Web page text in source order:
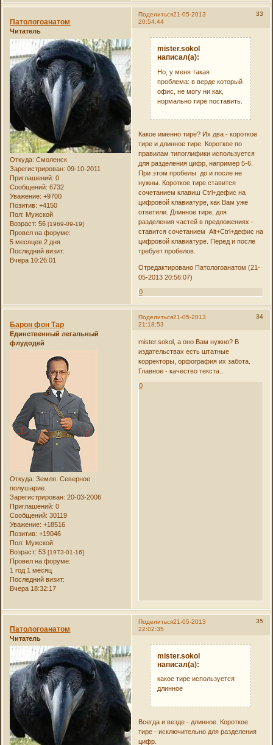
Поделиться 33
21-05-2013
20:54:44
Патологоанатом
Читатель
Откуда: Смоленск
Зарегистрирован: 09-10-2011
Приглашений: 0
Сообщений: 6732
Уважение: +9700
Позитив: +4150
Пол: Мужской
Возраст: 56[1969-09-19]
Провел на форуме:
5 месяцев 2 дня
Последний визит:
Вчера 10:26:01
mister.sokol
написал(а):
Но, у меня такая
проблема: в верде который
офис, не могу ни как,
нормально тире поставить.
Какое именно тире? Их два - короткое
тире и длинное тире. Короткое по
правилам типоглифики используется
для разделения цифр, например 5-6.
При этом пробелы до и после не
нужны. Короткое тире ставится
сочетанием клавиш Ctrl+дефис на
цифровой клавиатуре, как Вам уже
ответили. Длинное тире, для
разделения частей в предложениях -
ставится сочетанием Alt+Ctrl+дефис на
цифровой клавиатуре. Перед и после
требует пробелов.
Отредактировано Патологоанатом (21-
05-2013 20:56:07)
0
Поделиться 34
21-05-2013
21:18:53
Барон фон Тар
Единственный легальный
флудодей
Откуда: Земля. Северное
полушарие.
Зарегистрирован: 20-03-2006
Приглашений: 0
Сообщений: 30119
Уважение: +18516
Позитив: +19046
Пол: Мужской
Возраст: 53[1973-01-16]
Провел на форуме:
1 год 1 месяц
Последний визит:
Вчера 18:32:17
mister.sokol, а оно Вам нужно? В
издательствах есть штатные
корректоры, орфография их забота.
Главное - качество текста...
0
Поделиться 35
21-05-2013
22:02:35
Патологоанатом
Читатель
mister.sokol
написал(а):
какое тире используется
длинное
Всегда и везде - длинное. Короткое
тире - исключительно для разделения
цифр.